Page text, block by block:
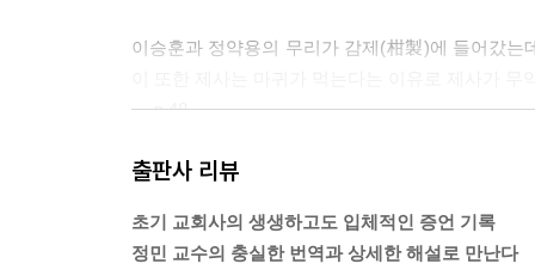
이승훈과 정약용의 무리가 감제(柑製)에 들어갔
--- p.48
이에 앞서 권철신이 그 부친의 장례를 치를 때 아
안의 상례(喪禮)가 어떠하오?” 사람들이 모두 괴이
--- p.49
출판사 리뷰
초기 교회사의 생생하고도 입체적인 증언 기록
정민 교수의 충실한 번역과 상세한 해설로 만난다